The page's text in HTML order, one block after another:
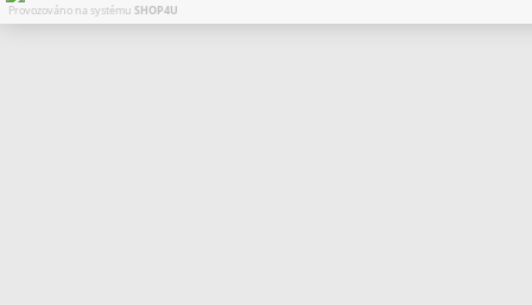
Provozováno na systému SHOP4U